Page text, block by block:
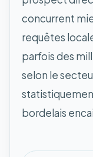
concurrent
requêtes
parfois des
selon le
bordelais